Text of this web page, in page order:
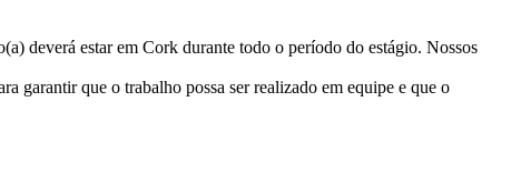
deverá estar em Cork durante todo o período do estágio. Nossos
garantir que o trabalho possa ser realizado em equipe e que o